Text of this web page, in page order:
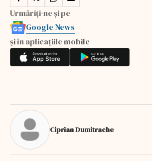
Urmăriți-ne și pe
Google News
și în aplicațiile mobile
Ciprian Dumitrache